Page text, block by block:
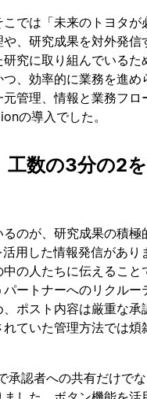
では「未来のトヨタが
、研究成果を対外発信
究に取り組んでいるた
、効率的に業務を進め
管理、情報と業務フロ
の導入でした。
数の3分の2を
のが、研究成果の積極
用した情報発信があり
の人たちに伝えること
ートナーへのリクルー
ポスト内容は厳重な承
ていた管理方法では煩
認者への共有だけでな